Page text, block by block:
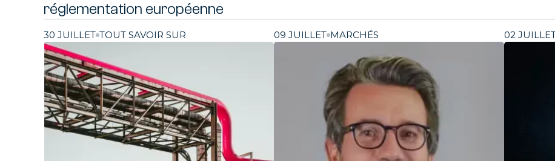
réglementation européenne
30 JUILLET TOUT SAVOIR SUR 09 JUILLET MARCHÉS 02